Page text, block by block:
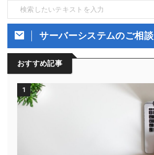
サーバーシステムのご相談
おすすめ記事
1